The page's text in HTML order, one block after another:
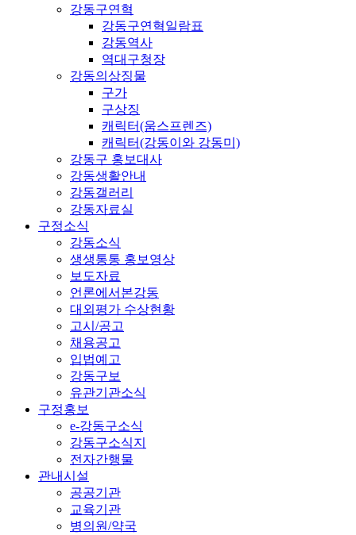
강동구연혁
강동구연혁일람표
강동역사
역대구청장
강동의상징물
구가
구상징
캐릭터(움스프렌즈)
캐릭터(강동이와 강동미)
강동구 홍보대사
강동생활안내
강동갤러리
강동자료실
구정소식
강동소식
생생통통 홍보영상
보도자료
언론에서본강동
대외평가 수상현황
고시/공고
채용공고
입법예고
강동구보
유관기관소식
구정홍보
e-강동구소식
강동구소식지
전자간행물
관내시설
공공기관
교육기관
병의원/약국